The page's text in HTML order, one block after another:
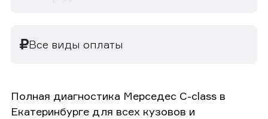
Все виды оплаты
Полная диагностика Мерседес C-class в
Екатеринбурге для всех кузовов и